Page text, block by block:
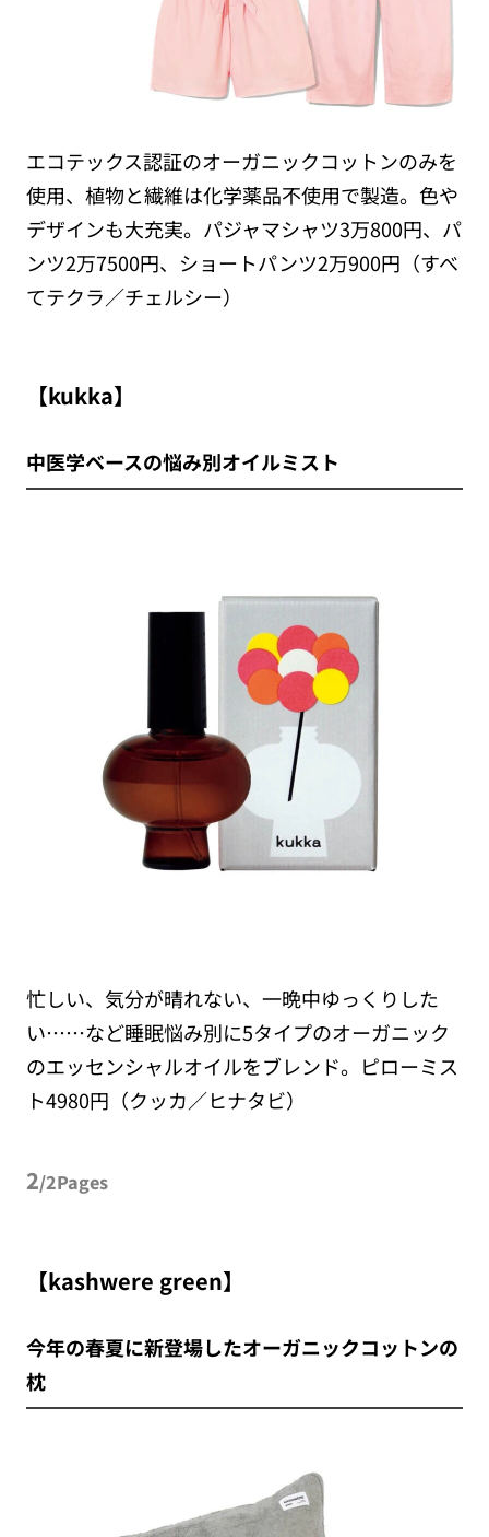
エコテックス認証のオーガニックコットンのみを
使用、植物と繊維は化学薬品不使用で製造。色や
デザインも大充実。パジャマシャツ3万800円、パ
ンツ2万7500円、ショートパンツ2万900円（すべ
てテクラ／チェルシー）
【kukka】
中医学ベースの悩み別オイルミスト
忙しい、気分が晴れない、一晩中ゆっくりした
い……など睡眠悩み別に5タイプのオーガニック
のエッセンシャルオイルをブレンド。ピローミス
ト4980円（クッカ／ヒナタビ）
2/2Pages
【kashwere green】
今年の春夏に新登場したオーガニックコットンの
枕